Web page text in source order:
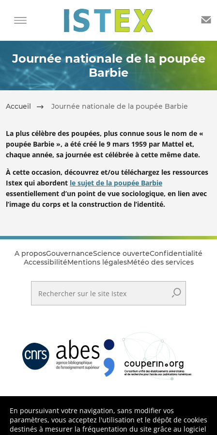
Journée nationale de la poupée
Barbie
Accueil Journée nationale de la poupée Barbie
La plus célèbre des poupées, plus connue sous le nom de «
poupée Barbie », a été créé le 9 mars 1959 par Mattel et,
chaque année, sa journée est célébrée à cette même date.
À cette occasion, découvrez et/ou téléchargez les ressources
Istex qui abordent le sujet de la poupée Barbie
essentiellement d’un point de vue sociologique, en lien avec
l’image du corps et la construction de l’identité.
A proposGouvernanceScience ouverteConfidentialité
AccessibilitéMentions légalesMétéo des services
En poursuivant votre navigation, sans modifier vos
paramètres, vous acceptez l'utilisation et le dépôt de cookies
destinés à mesurer la fréquentation du site grâce au logiciel